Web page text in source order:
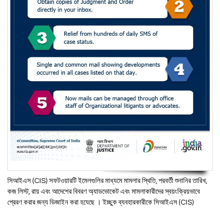
সিআইএস (CIS) সফটওয়ারটি ইমেলগুলির মাধ্যমে মামলার স্থিতি, পরবর্তী শুনানির তারিখ,
কজ লিস্ট, রায় এবং আদেশের বিবরণ অ্যাডভোকেট এবং মামলাকারীদের স্বয়ংক্রিয়ভাবে
প্রেরণ করার জন্য ডিজাইন করা হযেছে । ইচ্ছুক ব্যবহারকারীকে সিআইএস (CIS)